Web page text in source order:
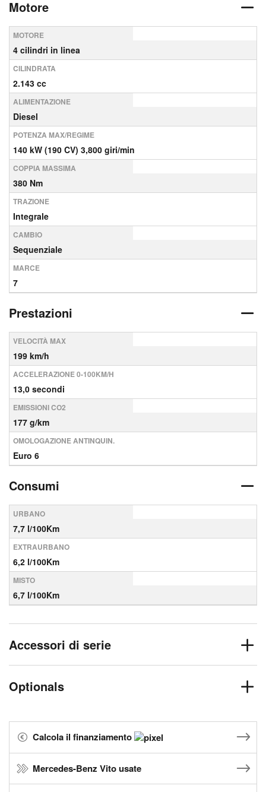
Motore
MOTORE
4 cilindri in linea
CILINDRATA
2.143 cc
ALIMENTAZIONE
Diesel
POTENZA MAX/REGIME
140 kW (190 CV) 3,800 giri/min
COPPIA MASSIMA
380 Nm
TRAZIONE
Integrale
CAMBIO
Sequenziale
MARCE
7
Prestazioni
VELOCITÀ MAX
199 km/h
ACCELERAZIONE 0-100KM/H
13,0 secondi
EMISSIONI CO2
177 g/km
OMOLOGAZIONE ANTINQUIN.
Euro 6
Consumi
URBANO
7,7 l/100Km
EXTRAURBANO
6,2 l/100Km
MISTO
6,7 l/100Km
Accessori di serie
Optionals
Calcola il finanziamento
Mercedes-Benz Vito usate